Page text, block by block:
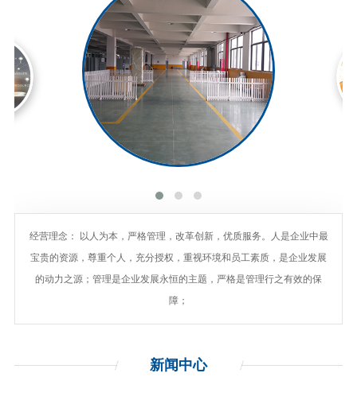
经营理念： 以人为本，严格管理，改革创新，优质服务。人是企业中最
宝贵的资源，尊重个人，充分授权，重视环境和员工素质，是企业发展
的动力之源；管理是企业发展永恒的主题，严格是管理行之有效的保
障；
新闻 中心